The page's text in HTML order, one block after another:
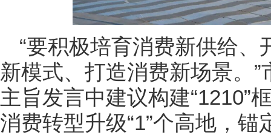
“要积极培育消费新供给
新模式、打造消费新场景。
主旨发言中建议构建“1210”
消费转型升级“1”个高地，